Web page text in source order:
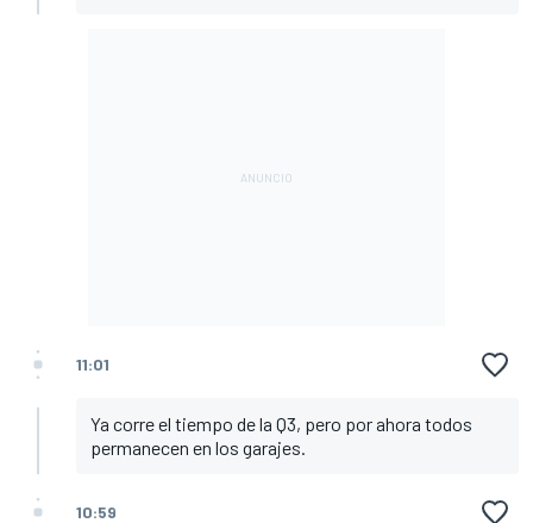
11:01
Ya corre el tiempo de la Q3, pero por ahora todos
permanecen en los garajes.
10:59